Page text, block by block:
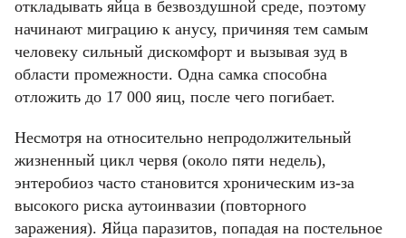
откладывать яйца в безвоздушной среде, поэтому
начинают миграцию к анусу, причиняя тем самым
человеку сильный дискомфорт и вызывая зуд в
области промежности. Одна самка способна
отложить до 17 000 яиц, после чего погибает.
Несмотря на относительно непродолжительный
жизненный цикл червя (около пяти недель),
энтеробиоз часто становится хроническим из-за
высокого риска аутоинвазии (повторного
заражения). Яйца паразитов, попадая на постельное